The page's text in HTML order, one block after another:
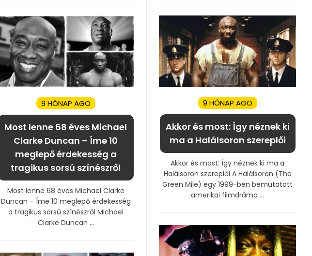
9 HÓNAP AGO
Most lenne 68 éves Michael
Clarke Duncan – Íme 10
meglepő érdekesség a
tragikus sorsú színészről
Most lenne 68 éves Michael Clarke
Duncan – Íme 10 meglepő érdekesség
a tragikus sorsú színészről Michael
Clarke Duncan ...
9 HÓNAP AGO
Akkor és most: Így néznek ki
ma a Halálsoron szereplői
Akkor és most: Így néznek ki ma a
Halálsoron szereplői A Halálsoron (The
Green Mile) egy 1999-ben bemutatott
amerikai filmdráma ...